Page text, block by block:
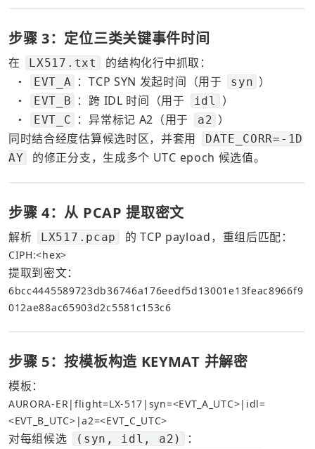
步骤 3：定位三类关键事件时间
在 LX517.txt 的结构化行中抓取：
● EVT_A ：TCP SYN 发起时间（用于 syn ）
● EVT_B ：跨 IDL 时间（用于 idl ）
● EVT_C ：异常标记 A2（用于 a2 ）
同时结合经度估算候选时区，并套用
DATE_CORR=-1D
AY
的修正分支，生成多个 UTC epoch 候选值。
步骤 4：从 PCAP 提取密文
解析 LX517.pcap 的 TCP payload，重组后匹配：
CIPH:<hex>
提取到密文：
6bcc4445589723db36746a176eedf5d13001e13feac8966f9
012ae88ac65903d2c5581c153c6
步骤 5：按模板构造 KEYMAT 并解密
模板：
AURORA-ER|flight=LX-517|syn=<EVT_A_UTC>|idl=
<EVT_B_UTC>|a2=<EVT_C_UTC>
对每组候选 (syn, idl, a2) ：